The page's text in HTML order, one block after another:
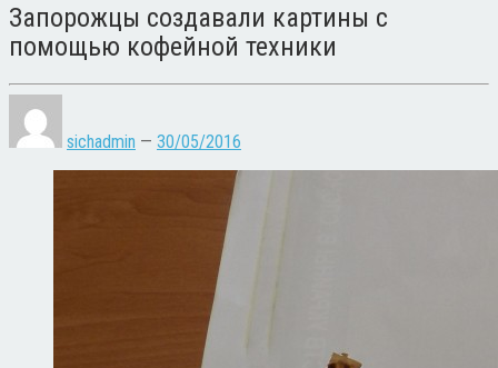
Запорожцы создавали картины с
помощью кофейной техники
sichadmin — 30/05/2016